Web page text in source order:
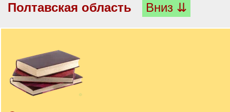
Полтавская область
Вниз ⇊